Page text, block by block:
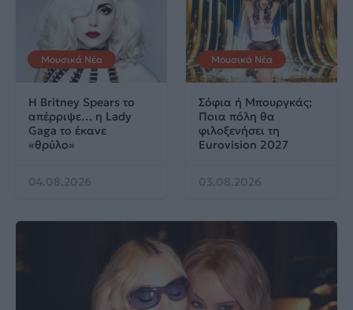
Μουσικά Νέα
Η Britney Spears το
απέρριψε… η Lady
Gaga το έκανε
«θρύλο»
04.08.2026
Μουσικά Νέα
Σόφια ή Μπουργκάς;
Ποια πόλη θα
φιλοξενήσει τη
Eurovision 2027
03.08.2026